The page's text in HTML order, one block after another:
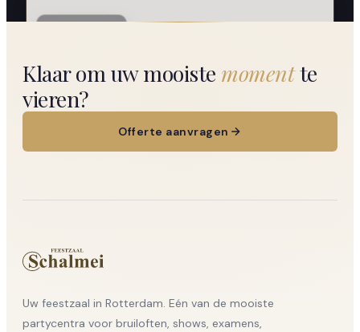
Klaar om uw mooiste momentte
vieren?
Offerte aanvragen
Uw feestzaal in Rotterdam. Eén van de mooiste
partycentra voor bruiloften, shows, examens,